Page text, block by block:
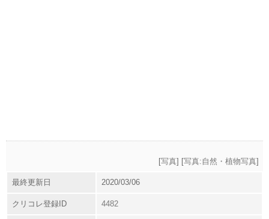
[写真] [写真:自然・植物写真]
最終更新日 2020/03/06
クリコレ登録ID 4482